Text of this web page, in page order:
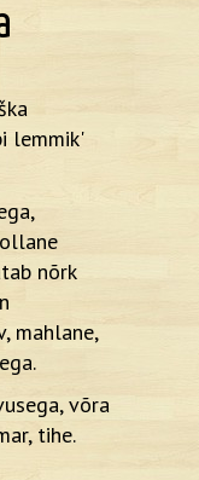
lemmik'
nõrk
mahlane,
võra
tihe.